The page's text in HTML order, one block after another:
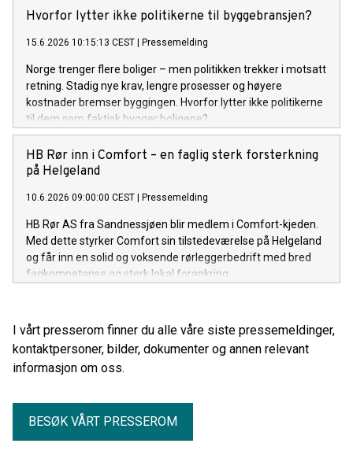
Hvorfor lytter ikke politikerne til byggebransjen?
15.6.2026 10:15:13 CEST | Pressemelding
Norge trenger flere boliger – men politikken trekker i motsatt
retning. Stadig nye krav, lengre prosesser og høyere
kostnader bremser byggingen. Hvorfor lytter ikke politikerne
til dem som faktisk bygger boligene?
HB Rør inn i Comfort – en faglig sterk forsterkning
på Helgeland
10.6.2026 09:00:00 CEST | Pressemelding
HB Rør AS fra Sandnessjøen blir medlem i Comfort-kjeden.
Med dette styrker Comfort sin tilstedeværelse på Helgeland
og får inn en solid og voksende rørleggerbedrift med bred
fagkompetanse og sterk lokal forankring.
I vårt presserom finner du alle våre siste pressemeldinger,
kontaktpersoner, bilder, dokumenter og annen relevant
informasjon om oss.
BESØK VÅRT PRESSEROM